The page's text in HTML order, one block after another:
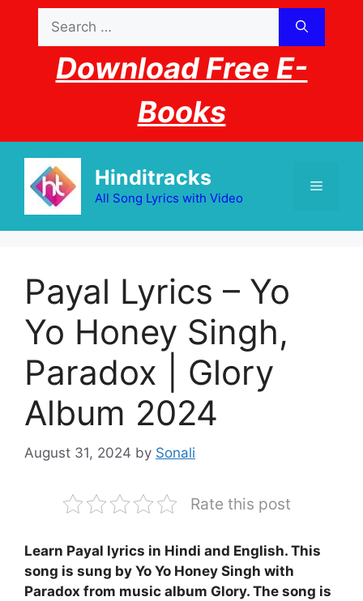
content
for:
Download Free E-
Books
Hinditracks
All Song Lyrics with Video
Menu
Payal Lyrics – Yo
Yo Honey Singh,
Paradox | Glory
Album 2024
August 31, 2024 by Sonali
Rate this post
Learn Payal lyrics in Hindi and English. This
song is sung by Yo Yo Honey Singh with
Paradox from music album Glory. The song is